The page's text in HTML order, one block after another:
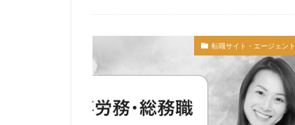
転職サイト・エージェント